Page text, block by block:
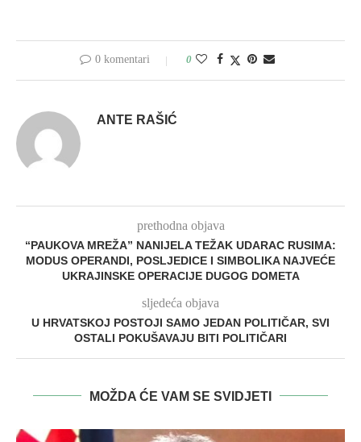
0 komentari 0
ANTE RAŠIĆ
prethodna objava
“PAUKOVA MREŽA” NANIJELA TEŽAK UDARAC RUSIMA:
MODUS OPERANDI, POSLJEDICE I SIMBOLIKA NAJVEĆE
UKRAJINSKE OPERACIJE DUGOG DOMETA
sljedeća objava
U HRVATSKOJ POSTOJI SAMO JEDAN POLITIČAR, SVI
OSTALI POKUŠAVAJU BITI POLITIČARI
MOŽDA ĆE VAM SE SVIDJETI